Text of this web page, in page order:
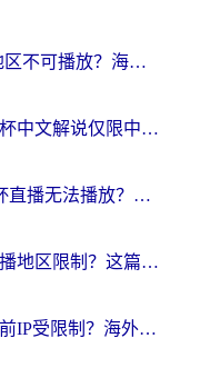
在美国看世界杯当前地区不可播放？海外党体育观赛终极指南来了！
在澳大利亚看B站世界杯中文解说仅限中国大陆？这篇指南帮你打破限制看遍赛事
在海外看CCTV5世界杯直播无法播放？这篇指南让你和国内球迷同步呐喊
在韩国看B站世界杯直播地区限制？这篇指南让你告别“当前地区不可播放”
在越南看B站世界杯当前IP受限制？海外党体育观赛终极指南来了